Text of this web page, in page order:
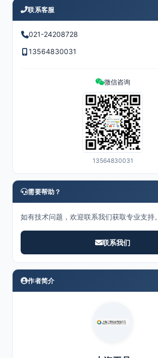
联系客服
021-24208728
13564830031
微信咨询
13564830031
需要帮助？
如有技术问题，欢迎联系我们获取专业支持。
联系我们
作者简介